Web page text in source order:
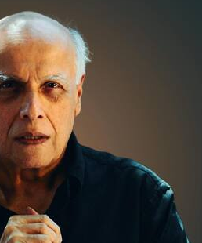
किस फैसले ने महेश
महेश भट्टअक्सर सुर्खियों में बने
कपूर के कारण मीडिया
वाले महेश ने हाल ही में अपनी